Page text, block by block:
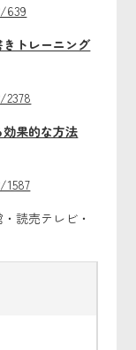
639
トレーニング
果的な方法
読売テレビ・